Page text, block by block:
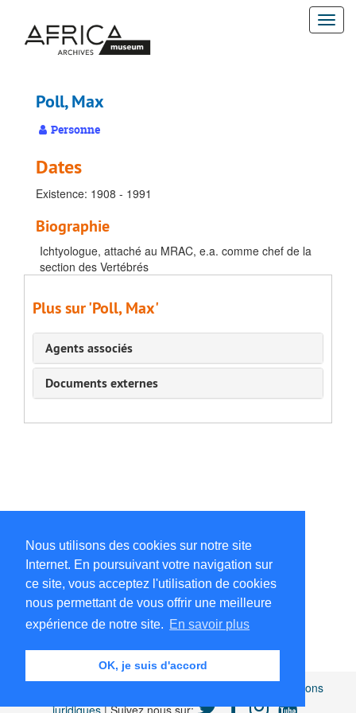
Nous utilisons des cookies sur notre site
Internet. En poursuivant votre navigation sur
ce site, vous acceptez l'utilisation de cookies
nous permettant de vous offrir une meilleure
expérience de notre site. En savoir plus
OK, je suis d'accord
contenu
Poll, Max
Personne
Dates
Existence: 1908 - 1991
Biographie
Ichtyologue, attaché au MRAC, e.a. comme chef de la
section des Vertébrés
Plus sur 'Poll, Max'
Agents associés
Documents externes
Mentions
juridiques| Suivez nous sur: